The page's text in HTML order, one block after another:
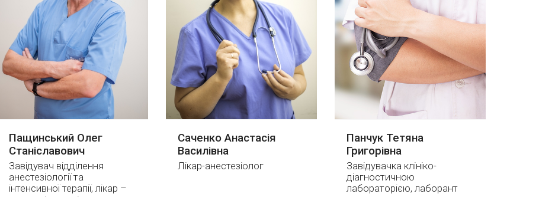
Пащинський Олег
Станіславович
Завідувач відділення
анестезіології та
інтенсивної терапії, лікар –
Саченко Анастасія
Василівна
Лікар-анестезіолог
Панчук Тетяна
Григорівна
Завідувачка клініко-
діагностичною
лабораторією, лаборант